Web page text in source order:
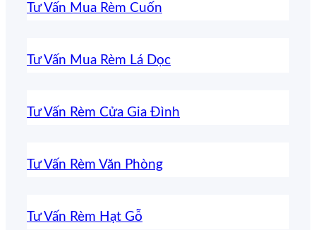
Tư Vấn Mua Rèm Cuốn
Tư Vấn Mua Rèm Lá Dọc
Tư Vấn Rèm Cửa Gia Đình
Tư Vấn Rèm Văn Phòng
Tư Vấn Rèm Hạt Gỗ